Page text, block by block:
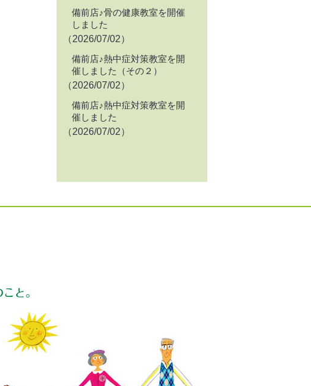
備前店♪骨の健康教室を開催
しました
（2026/07/02）
備前店♪熱中症対策教室を開
催しました（その２）
（2026/07/02）
備前店♪熱中症対策教室を開
催しました
（2026/07/02）
と。